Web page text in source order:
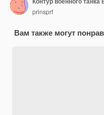
prinsprf
Вам также могут